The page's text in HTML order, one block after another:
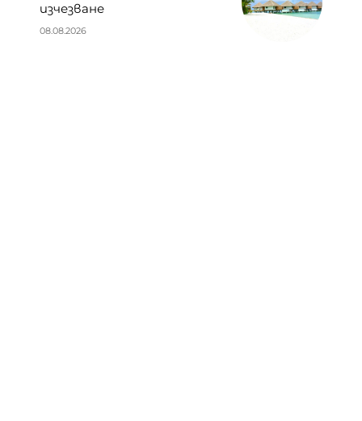
изчезване
08.08.2026